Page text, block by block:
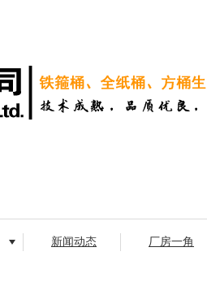
新闻动态 厂房一角